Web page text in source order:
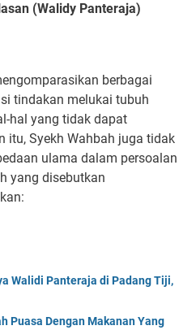
(Walidy Panteraja)
berbagai
tindakan melukai tubuh
hal yang tidak dapat
itu, Syekh Wahbah juga tidak
ulama dalam persoalan
yang disebutkan
Walidi Panteraja di Padang Tiji,
Puasa Dengan Makanan Yang